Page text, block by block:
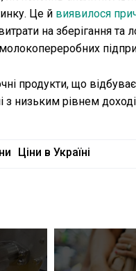
Це й виявилося
на зберігання та
продукти, що
з низьким рівнем
Ціни в Україні